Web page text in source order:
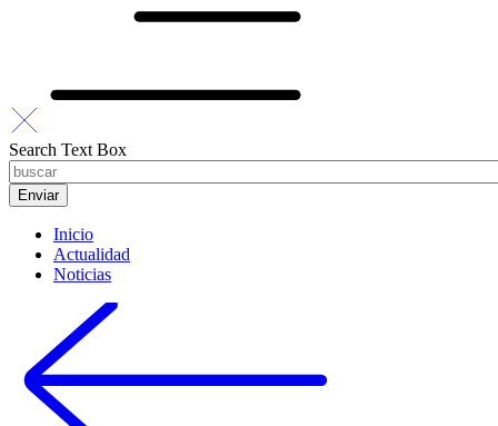
Search Text Box
Inicio
Actualidad
Noticias